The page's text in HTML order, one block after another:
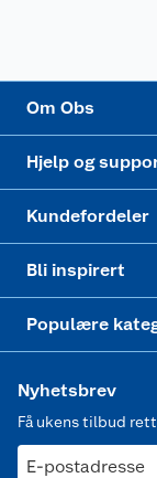
Om Obs
Hjelp og
Kundefordeler
Bli inspirert
Populære
Nyhetsbrev
Få ukens tilbud
E-postadresse